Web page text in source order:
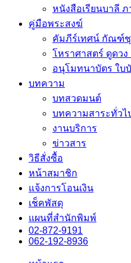
หนังสือเรียนบาลี ภ
คู่มือพระสงฆ์
คัมภีร์เทศน์ กัณฑ์
โหราศาสตร์ ดูดวง
อนุโมทนาบัตร ใบ
บทความ
บทสวดมนต์
บทความสาระทั่วไ
งานบริการ
ข่าวสาร
วิธีสั่งซื้อ
หน้าสมาชิก
แจ้งการโอนเงิน
เช็คพัสดุ
แผนที่สำนักพิมพ์
02-872-9191
062-192-8936